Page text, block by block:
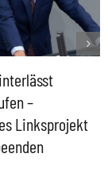
–
Linksprojekt